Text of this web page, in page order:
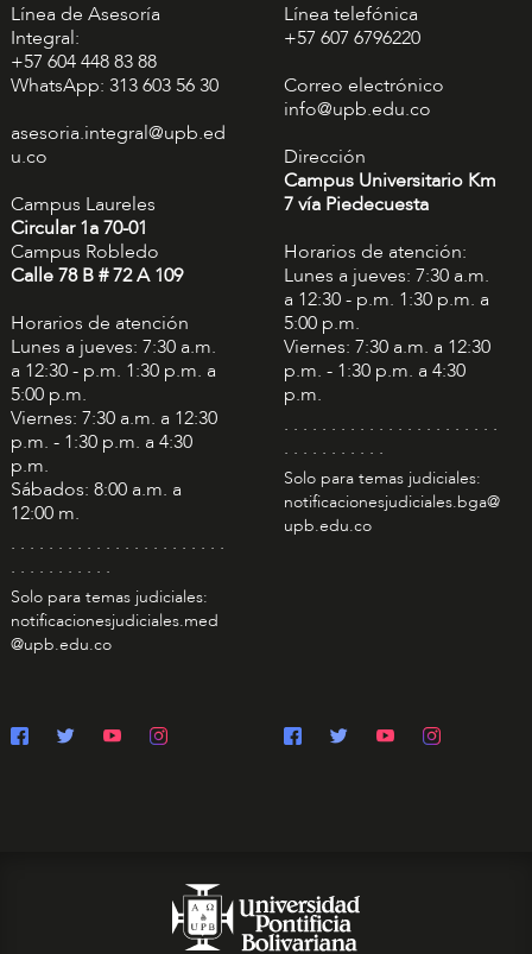
Línea de Asesoría
Integral:
+57 604 448 83 88
WhatsApp: 313 603 56 30
asesoria.integral@upb.ed
u.co
Campus Laureles
Circular 1a 70-01
Campus Robledo
Calle 78 B # 72 A 109
Horarios de atención
Lunes a jueves: 7:30 a.m.
a 12:30 - p.m. 1:30 p.m. a
5:00 p.m.
Viernes: 7:30 a.m. a 12:30
p.m. - 1:30 p.m. a 4:30
p.m.
Sábados: 8:00 a.m. a
12:00 m.
. . . . . . . . . . . . . . . . . . . . . . .
. . . . . . . . . . .
Solo para temas judiciales:
notificacionesjudiciales.med
@upb.edu.co
Línea telefónica
+57 607 6796220
Correo electrónico
info@upb.edu.co
Dirección
Campus Universitario Km
7 vía Piedecuesta
Horarios de atención:
Lunes a jueves: 7:30 a.m.
a 12:30 - p.m. 1:30 p.m. a
5:00 p.m.
Viernes: 7:30 a.m. a 12:30
p.m. - 1:30 p.m. a 4:30
p.m.
. . . . . . . . . . . . . . . . . . . . . . .
. . . . . . . . . . .
Solo para temas judiciales:
notificacionesjudiciales.bga@
upb.edu.co